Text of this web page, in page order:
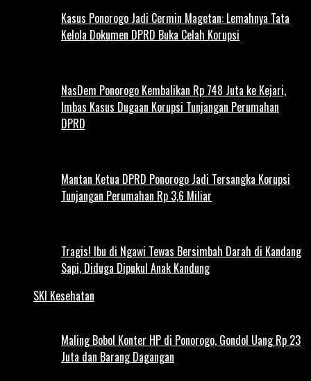
Kasus Ponorogo Jadi Cermin Magetan: Lemahnya Tata
Kelola Dokumen DPRD Buka Celah Korupsi
NasDem Ponorogo Kembalikan Rp 748 Juta ke Kejari,
Imbas Kasus Dugaan Korupsi Tunjangan Perumahan
DPRD
Mantan Ketua DPRD Ponorogo Jadi Tersangka Korupsi
Tunjangan Perumahan Rp 3,6 Miliar
Tragis! Ibu di Ngawi Tewas Bersimbah Darah di Kandang
Sapi, Diduga Dipukul Anak Kandung
SKI Kesehatan
Maling Bobol Konter HP di Ponorogo, Gondol Uang Rp 23
Juta dan Barang Dagangan